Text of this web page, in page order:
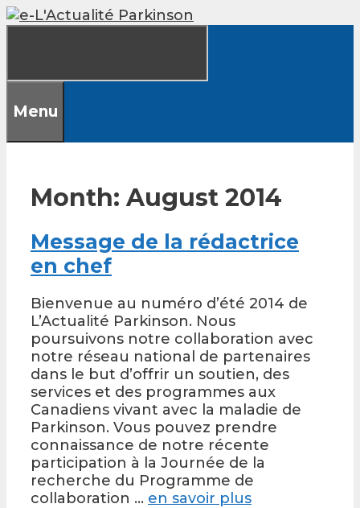
Skip
to
Menu
Month: August 2014
Message de la rédactrice
en chef
Bienvenue au numéro d’été 2014 de
L’Actualité Parkinson. Nous
poursuivons notre collaboration avec
notre réseau national de partenaires
dans le but d’offrir un soutien, des
services et des programmes aux
Canadiens vivant avec la maladie de
Parkinson. Vous pouvez prendre
connaissance de notre récente
participation à la Journée de la
recherche du Programme de
collaboration … en savoir plus